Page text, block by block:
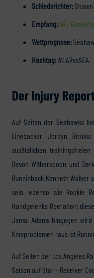
Schiedsrichter:
Empfang: NFL
Wettprognose:
Hashtag: #LARvsSEA
Der Injury
Auf Seiten der Seahawks
Linebacker Jordyn
zusätzlichen
Devon Witherspoon und
Runninback Kenneth
sein, ebenso wie Rookie
Handgelenks Operation;
Jamal Adams hingegen
Knieproblemen raus ist
Auf Seiten der Los Angeles
Saison auf Star – Receiver